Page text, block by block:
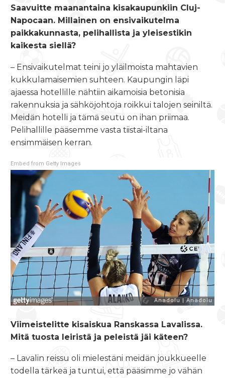
Saavuitte maanantaina kisakaupunkiin Cluj-
Napocaan. Millainen on ensivaikutelma
paikkakunnasta, pelihallista ja yleisestikin
kaikesta siellä?
– Ensivaikutelmat teini jo yläilmoista mahtavien
kukkulamaisemien suhteen. Kaupungin läpi
ajaessa hotellille nähtiin aikamoisia betonisia
rakennuksia ja sähköjohtoja roikkui talojen seiniltä.
Meidän hotelli ja tämä seutu on ihan priimaa.
Pelihallille pääsemme vasta tiistai-iltana
ensimmäisen kerran.
Embed from Getty Images
Viimeistelitte kisaiskua Ranskassa Lavalissa.
Mitä tuosta leiristä ja peleistä jäi käteen?
– Lavalin reissu oli mielestäni meidän joukkueelle
todella tärkeä ja tuntui, että pääsimme jo vähän